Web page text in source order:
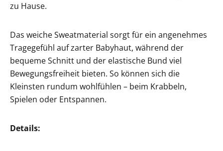
zu Hause.
Das weiche Sweatmaterial sorgt für ein angenehmes
Tragegefühl auf zarter Babyhaut, während der
bequeme Schnitt und der elastische Bund viel
Bewegungsfreiheit bieten. So können sich die
Kleinsten rundum wohlfühlen – beim Krabbeln,
Spielen oder Entspannen.
Details: